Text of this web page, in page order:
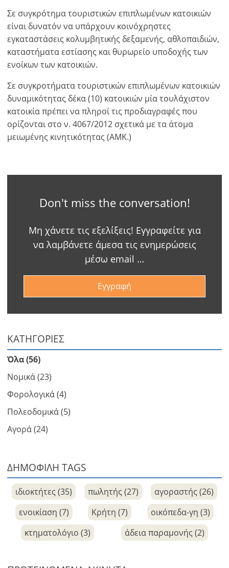
Σε συγκρότημα τουριστικών επιπλωμένων κατοικιών
είναι δυνατόν να υπάρχουν κοινόχρηστες
εγκαταστάσεις κολυμβητικής δεξαμενής, αθλοπαιδιών,
καταστήματα εστίασης και θυρωρείο υποδοχής των
ενοίκων των κατοικιών.
Σε συγκροτήματα τουριστικών επιπλωμένων κατοικιών
δυναμικότητας δέκα (10) κατοικιών μία τουλάχιστον
κατοικία πρέπει να πληροί τις προδιαγραφές που
ορίζονται στο ν. 4067/2012 σχετικά με τα άτομα
μειωμένης κινητικότητας (ΑΜΚ.)
Don't miss the conversation!
Μη χάνετε τις εξελίξεις! Εγγραφείτε για
να λαμβάνετε άμεσα τις ενημερώσεις
μέσω email …
Εγγραφή
ΚΑΤΗΓΟΡΙΕΣ
Όλα (56)
Νομικά (23)
Φορολογικά (4)
Πολεοδομικά (5)
Αγορά (24)
ΔΗΜΟΦΙΛΗ TAGS
ιδιοκτήτες (35) πωλητής (27)
αγοραστής (26)
ενοικίαση (7)
Κρήτη (7)
οικόπεδα-γη (3)
κτηματολόγιο (3)
άδεια παραμονής (2)
Αποθήκευση
έχετε
λογαριασμό?
Εγραφείτε
τώρα!
δείτε
όλα
τα
πλεονεκτήματα